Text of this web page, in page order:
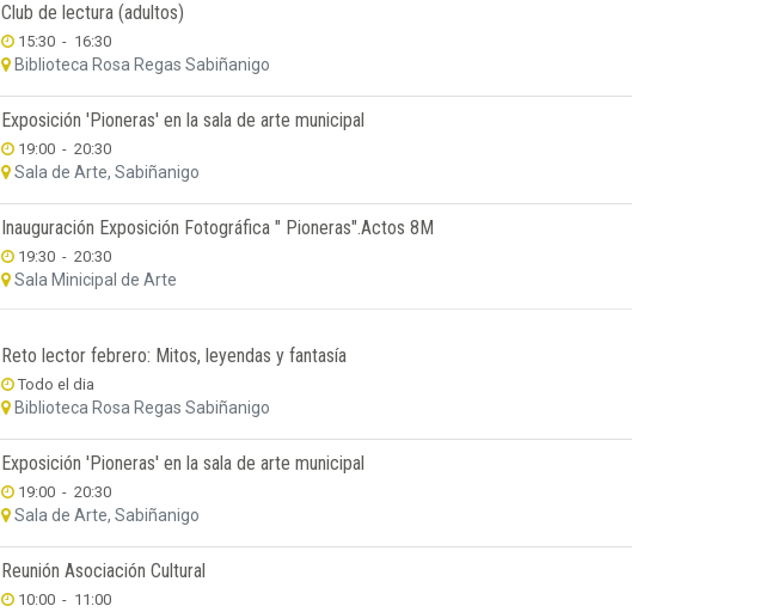
Club de lectura (adultos)
15:30 - 16:30
Biblioteca Rosa Regas Sabiñanigo
Exposición 'Pioneras' en la sala de arte municipal
19:00 - 20:30
Sala de Arte, Sabiñanigo
Inauguración Exposición Fotográfica " Pioneras".Actos 8M
19:30 - 20:30
Sala Minicipal de Arte
Reto lector febrero: Mitos, leyendas y fantasía
Todo el dia
Biblioteca Rosa Regas Sabiñanigo
Exposición 'Pioneras' en la sala de arte municipal
19:00 - 20:30
Sala de Arte, Sabiñanigo
Reunión Asociación Cultural
10:00 - 11:00